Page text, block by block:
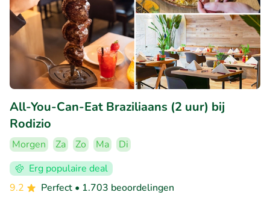
All-You-Can-Eat Braziliaans (2 uur) bij
Rodizio
Morgen Za Zo Ma
Di
Erg populaire deal
9.2
Perfect • 1.703 beoordelingen